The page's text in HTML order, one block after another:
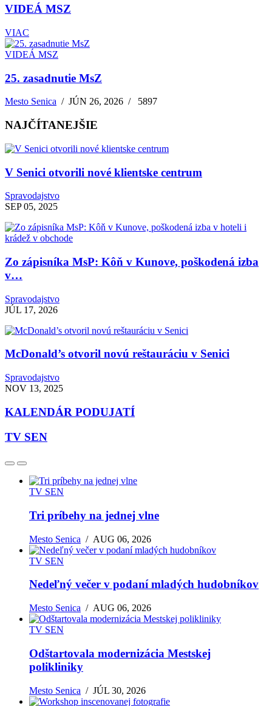
VIDEÁ MSZ
VIAC
VIDEÁ MSZ
25. zasadnutie MsZ
Mesto Senica /JÚN 26, 2026 / 5897
NAJČÍTANEJŠIE
V Senici otvorili nové klientske centrum
Spravodajstvo
SEP 05, 2025
Zo zápisníka MsP: Kôň v Kunove, poškodená izba
v…
Spravodajstvo
JÚL 17, 2026
McDonald’s otvoril novú reštauráciu v Senici
Spravodajstvo
NOV 13, 2025
KALENDÁR PODUJATÍ
TV SEN
TV SEN
Tri príbehy na jednej vlne
Mesto Senica /AUG 06, 2026
TV SEN
Nedeľný večer v podaní mladých hudobníkov
Mesto Senica /AUG 06, 2026
TV SEN
Odštartovala modernizácia Mestskej
polikliniky
Mesto Senica /JÚL 30, 2026